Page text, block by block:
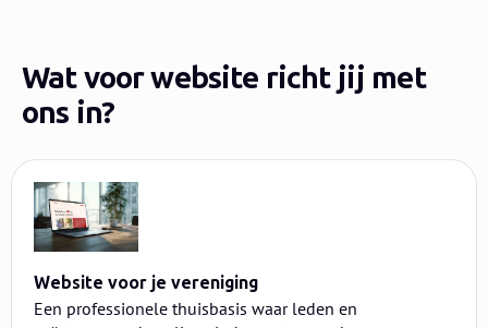
Wat voor website richt jij met
ons in?
Website voor je vereniging
Een professionele thuisbasis waar leden en